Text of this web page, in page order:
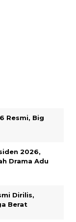
Resmi, Big
2026,
Drama Adu
Dirilis,
Berat